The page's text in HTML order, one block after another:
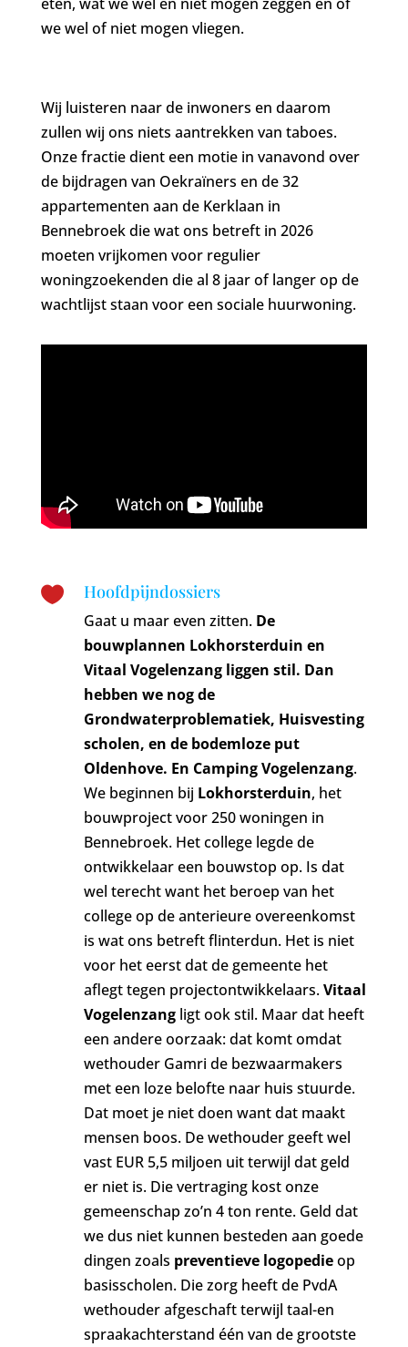
we wel of niet mogen vliegen.
Wij luisteren naar de inwoners en daarom
zullen wij ons niets aantrekken van taboes.
Onze fractie dient een motie in vanavond over
de bijdragen van Oekraïners en de 32
appartementen aan de Kerklaan in
Bennebroek die wat ons betreft in 2026
moeten vrijkomen voor regulier
woningzoekenden die al 8 jaar of langer op de
wachtlijst staan voor een sociale huurwoning.
 Hoofdpijndossiers
Gaat u maar even zitten. De
bouwplannen Lokhorsterduin en
Vitaal Vogelenzang liggen stil. Dan
hebben we nog de
Grondwaterproblematiek, Huisvesting
scholen, en de bodemloze put
Oldenhove. En Camping Vogelenzang.
We beginnen bij Lokhorsterduin, het
bouwproject voor 250 woningen in
Bennebroek. Het college legde de
ontwikkelaar een bouwstop op. Is dat
wel terecht want het beroep van het
college op de anterieure overeenkomst
is wat ons betreft flinterdun. Het is niet
voor het eerst dat de gemeente het
aflegt tegen projectontwikkelaars.Vitaal
Vogelenzangligt ook stil. Maar dat heeft
een andere oorzaak: dat komt omdat
wethouder Gamri de bezwaarmakers
met een loze belofte naar huis stuurde.
Dat moet je niet doen want dat maakt
mensen boos. De wethouder geeft wel
vast EUR 5,5 miljoen uit terwijl dat geld
er niet is. Die vertraging kost onze
gemeenschap zo’n 4 ton rente. Geld dat
we dus niet kunnen besteden aan goede
dingen zoals preventieve logopedieop
basisscholen. Die zorg heeft de PvdA
wethouder afgeschaft terwijl taal-en
spraakachterstand één van de grootste